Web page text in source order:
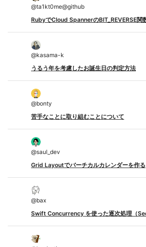
@ta1kt0me@github
RubyでCloud SpannerのBIT_REVERSE関
@kasama-k
うるう年を考慮したお誕生日の判定方法
@bonty
苦手なことに取り組むことについて
@saul_dev
Grid Layoutでバーチカルカレンダーを作る
@bax
Swift Concurrency を使った逐次処理（